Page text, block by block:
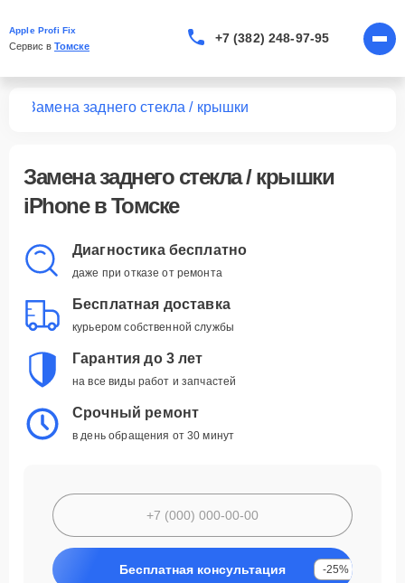
Apple Profi Fix
Сервис в Томске
+7 (382) 248-97-95
Замена заднего стекла / крышки
Замена заднего стекла / крышки
iPhone в Томске
Диагностика бесплатно
даже при отказе от ремонта
Бесплатная доставка
курьером собственной службы
Гарантия до 3 лет
на все виды работ и запчастей
Срочный ремонт
в день обращения от 30 минут
Бесплатная консультация -25%